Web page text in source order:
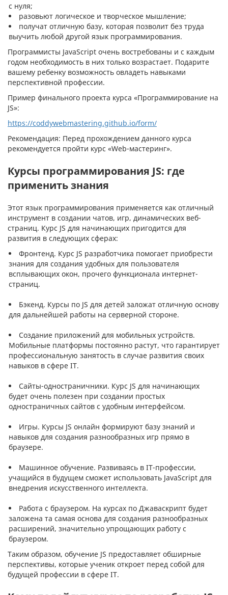
с нуля;
разовьют логическое и творческое мышление;
получат отличную базу, которая позволит без труда
выучить любой другой язык программирования.
Программисты JavaScript очень востребованы и с каждым
годом необходимость в них только возрастает. Подарите
вашему ребенку возможность овладеть навыками
перспективной профессии.
Пример финального проекта курса «Программирование на
JS»:
https://coddywebmastering.github.io/form/
Рекомендация: Перед прохождением данного курса
рекомендуется пройти курс «Web-мастеринг».
Курсы программирования JS: где
применить знания
Этот язык программирования применяется как отличный
инструмент в создании чатов, игр, динамических веб-
страниц. Курс JS для начинающих пригодится для
развития в следующих сферах:
Фронтенд. Курс JS разработчика помогает приобрести
знания для создания удобных для пользователя
всплывающих окон, прочего функционала интернет-
страниц.
Бэкенд. Курсы по JS для детей заложат отличную основу
для дальнейшей работы на серверной стороне.
Создание приложений для мобильных устройств.
Мобильные платформы постоянно растут, что гарантирует
профессиональную занятость в случае развития своих
навыков в сфере IT.
Сайты-одностраничники. Курс JS для начинающих
будет очень полезен при создании простых
одностраничных сайтов с удобным интерфейсом.
Игры. Курсы JS онлайн формируют базу знаний и
навыков для создания разнообразных игр прямо в
браузере.
Машинное обучение. Развиваясь в IT-профессии,
учащийся в будущем сможет использовать JavaScript для
внедрения искусственного интеллекта.
Работа с браузером. На курсах по Джаваскрипт будет
заложена та самая основа для создания разнообразных
расширений, значительно упрощающих работу с
браузером.
Таким образом, обучение JS предоставляет обширные
перспективы, которые ученик откроет перед собой для
будущей профессии в сфере IT.